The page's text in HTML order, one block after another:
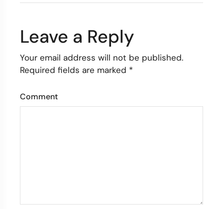
Leave a Reply
Your email address will not be published.
Required fields are marked *
Comment